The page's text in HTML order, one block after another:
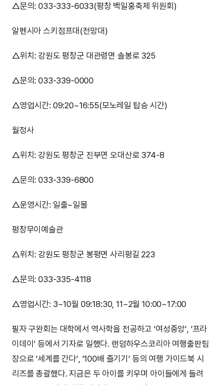
△문의: 033-333-6033(평창 백일홍축제 위원회)
알펜시아 스키점프대(전망대)
△위치: 강원도 평창군 대관령면 솔봉로 325
△문의: 033-339-0000
△영업시간: 09:20~16:55(모노레일 탑승 시간)
월정사
△위치: 강원도 평창군 진부면 오대산로 374-8
△문의: 033-339-6800
△운영시간: 일출~일몰
평창무이예술관
△위치: 강원도 평창군 봉평면 사리평길 223
△문의: 033-335-4118
△영업시간: 3~10월 09:18:30, 11~2월 10:00~17:00
필자 구완회는 대학에서 역사학을 전공하고 ‘여성중앙’, ‘프라
이데이’ 등에서 기자로 일했다. 랜덤하우스코리아 여행출판팀
장으로 ‘세계를 간다’, ‘100배 즐기기’ 등의 여행 가이드북 시
리즈를 총괄했다. 지금은 두 아이를 키우며 아이들에게 들려